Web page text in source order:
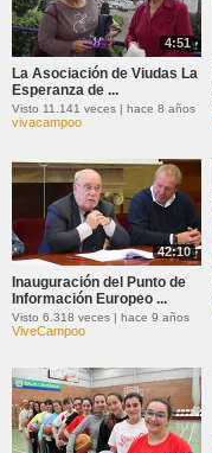
4:51
La Asociación de Viudas La
Esperanza de ...
Visto 11.141 veces | hace 8 años
vivacampoo
42:10
Inauguración del Punto de
Información Europeo ...
Visto 6.318 veces | hace 9 años
ViveCampoo